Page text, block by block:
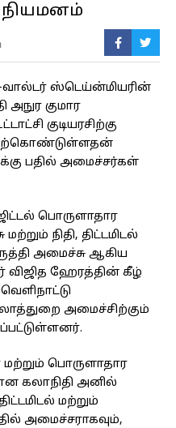
வால்டர் ஸ்டெய்ன்மியரின்
அநுர குமார
குடியரசிற்கு
பதில் அமைச்சர்கள்
பொருளாதார
நிதி, திட்டமிடல்
அமைச்சு ஆகிய
விஜித ஹேரத்தின் கீழ்
அமைச்சிற்கும்
பொருளாதார
கலாநிதி அனில்
மற்றும்
அமைச்சராகவும்,